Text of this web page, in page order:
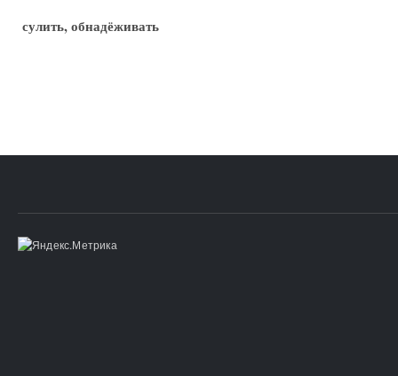
сулить, обнадёживать